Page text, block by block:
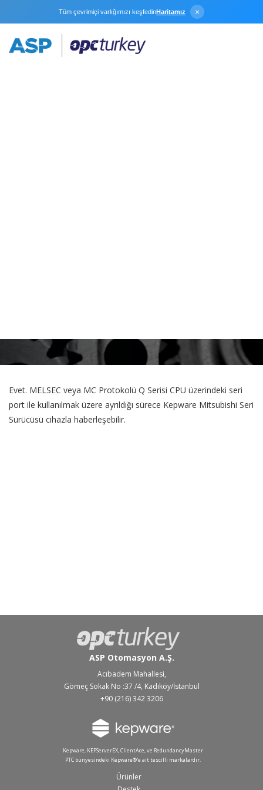
Tüm çevrimiçi varlığımızı keşfedinHaritamız ×
Evet. MELSEC veya MC Protokolü Q Serisi CPU üzerindeki seri
port ile kullanılmak üzere ayrıldığı sürece Kepware Mitsubishi Seri
Sürücüsü cihazla haberleşebilir.
ASP Otomasyon A.Ş.
Acıbadem Mahallesi,
Gömeç Sokak No :37 /4, Kadıköy/İstanbul
+90 (216) 342 3206
Kepware, KEPServerEX, ClientAce, ve RedundancyMaster
PTC bünyesindeki Kepware®'e ait tescilli markalardır.
Ürünler